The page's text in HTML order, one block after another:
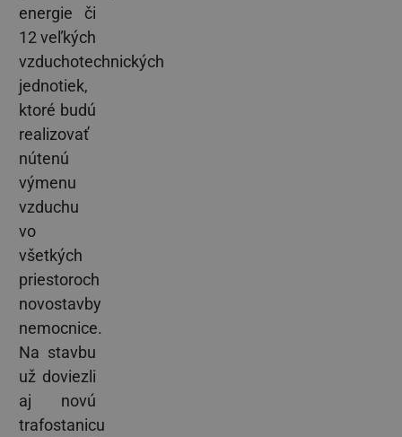
energie či
12 veľkých
vzduchotechnických
jednotiek,
ktoré budú
realizovať
nútenú
výmenu
vzduchu
vo
všetkých
priestoroch
novostavby
nemocnice.
Na stavbu
už doviezli
aj novú
trafostanicu